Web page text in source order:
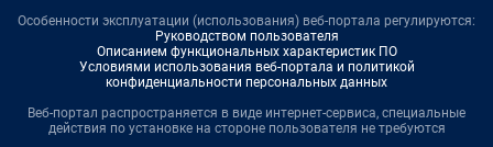
Особенности эксплуатации (использования) веб-портала регулируются:
Руководством пользователя
Описанием функциональных характеристик ПО
Условиями использования веб-портала и политикой
конфиденциальности персональных данных
Веб-портал распространяется в виде интернет-сервиса, специальные
действия по установке на стороне пользователя не требуются